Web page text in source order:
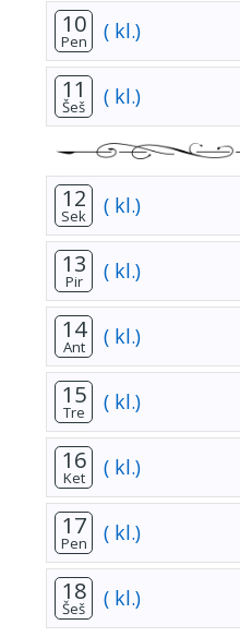
10
Pen ( kl.)
11
Šeš ( kl.)
12
Sek ( kl.)
13
Pir ( kl.)
14
Ant ( kl.)
15
Tre ( kl.)
16
Ket ( kl.)
17
Pen ( kl.)
18
Šeš ( kl.)